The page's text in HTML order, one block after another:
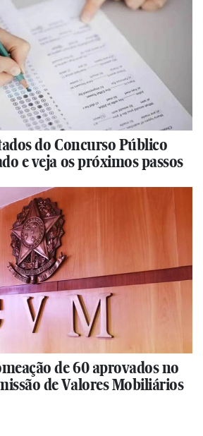
do Concurso Público
e veja os próximos passos
de 60 aprovados no
de Valores Mobiliários